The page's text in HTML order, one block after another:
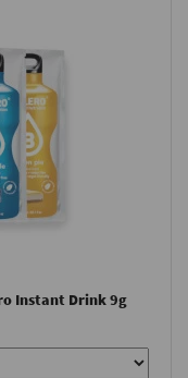
Instant Drink 9g